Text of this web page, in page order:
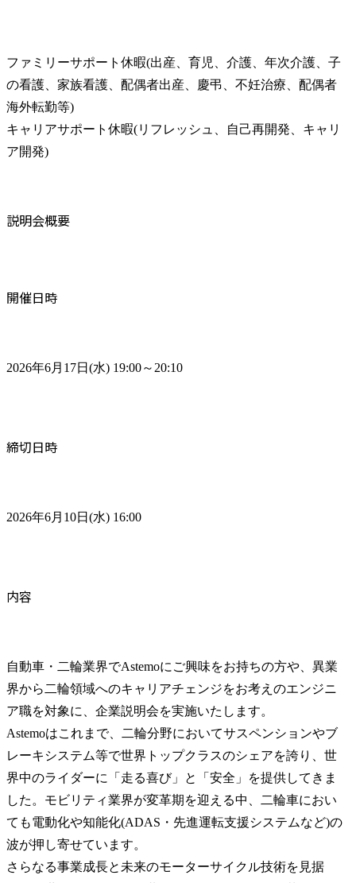
ファミリーサポート休暇(出産、育児、介護、年次介護、子
の看護、家族看護、配偶者出産、慶弔、不妊治療、配偶者
海外転勤等)
キャリアサポート休暇(リフレッシュ、自己再開発、キャリ
ア開発)
説明会概要
開催日時
2026年6月17日(水) 19:00～20:10
締切日時
2026年6月10日(水) 16:00
内容
自動車・二輪業界でAstemoにご興味をお持ちの方や、異業
界から二輪領域へのキャリアチェンジをお考えのエンジニ
ア職を対象に、企業説明会を実施いたします。
Astemoはこれまで、二輪分野においてサスペンションやブ
レーキシステム等で世界トップクラスのシェアを誇り、世
界中のライダーに「走る喜び」と「安全」を提供してきま
した。モビリティ業界が変革期を迎える中、二輪車におい
ても電動化や知能化(ADAS・先進運転支援システムなど)の
波が押し寄せています。
さらなる事業成長と未来のモーターサイクル技術を見据